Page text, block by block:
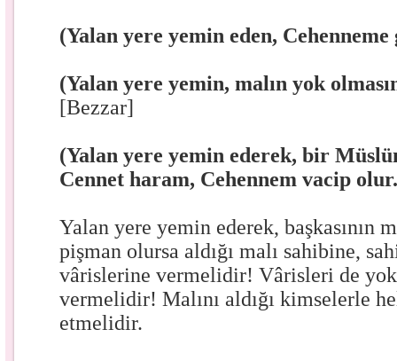
(Yalan yere yemin eden,
(Yalan yere yemin, malın yok
[Bezzar]
(Yalan yere yemin ederek, bir
Cennet haram, Cehennem vacip
Yalan yere yemin ederek, başkasının
pişman olursa aldığı malı sahibine,
vârislerine vermelidir! Vârisleri de
vermelidir! Malını aldığı kimselerle
etmelidir.